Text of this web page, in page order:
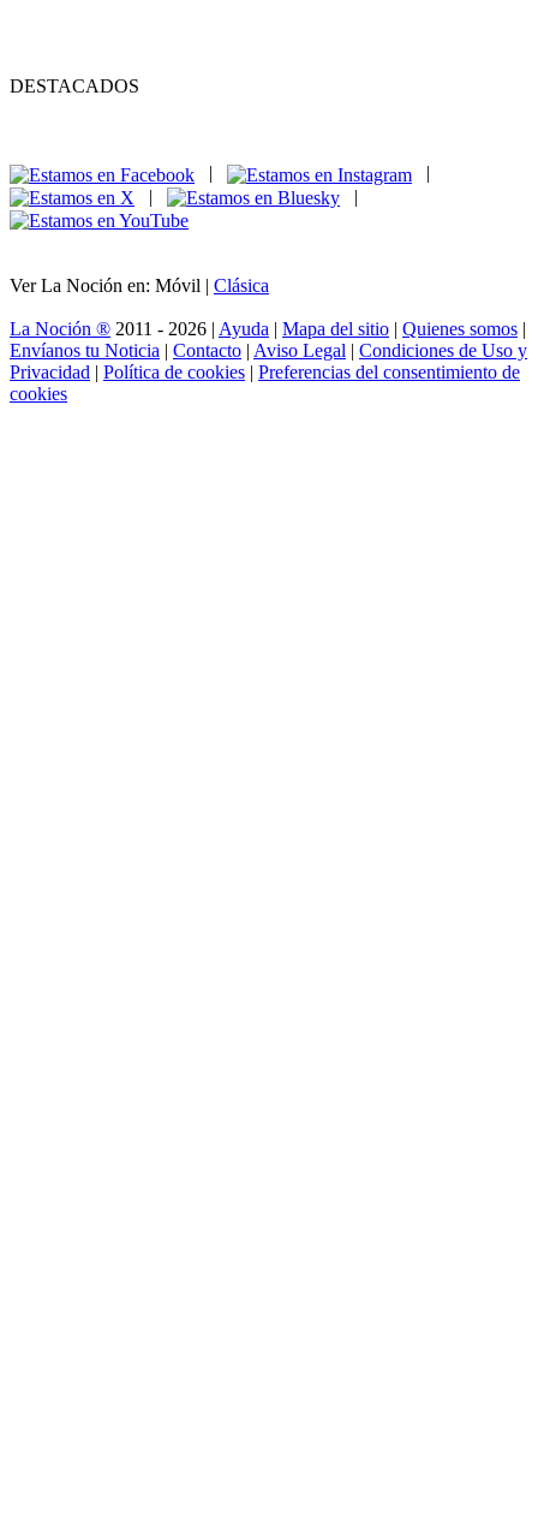
DESTACADOS
|
|
Ver La Noción en: Móvil | Clásica
La Noción ® 2011 - 2026 | Ayuda | Mapa del sitio | Quienes somos |
Envíanos tu Noticia | Contacto | Aviso Legal | Condiciones de Uso y
Privacidad | Política de cookies | Preferencias del consentimiento de
cookies